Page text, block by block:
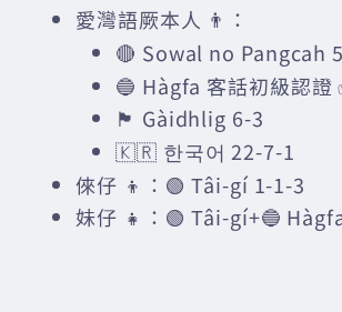
愛灣語厥本人 👨：
🔴 Sowal no Pangcah
🔵 Hàgfa 客話初級認證
🏴󠁧󠁢󠁳󠁣󠁴󠁿 Gàidhlig 6-3
🇰🇷 한국어 22-7-1
倈仔 👦：🟢 Tâi-gí 1-1-3
妹仔 👧：🟢 Tâi-gí+🔵